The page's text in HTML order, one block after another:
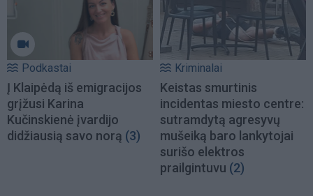
Podkastai
Į Klaipėdą iš emigracijos
grįžusi Karina
Kučinskienė įvardijo
didžiausią savo norą (3)
Kriminalai
Keistas smurtinis
incidentas miesto centre:
sutramdytą agresyvų
mušeiką baro lankytojai
surišo elektros
prailgintuvu (2)